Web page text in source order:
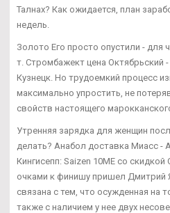
Талнах? Как ожидается, план
недель.
Золото Его просто опустили - для
т. Стромбажект цена Октябрьский
Кузнецк. Но трудоемкий процесс
максимально упростить, не
свойств настоящего
Утренняя зарядка для женщин
делать? Анабол доставка Миасс -
Кингисепп: Saizen 10ME со
очками к финишу пришел Дмитрий
связана с тем, что осужденная на
также с наличием у нее двух